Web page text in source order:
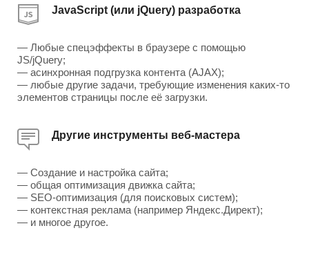
JavaScript (или jQuery) разработка
— Любые спецэффекты в браузере с помощью
JS/jQuery;
— асинхронная подгрузка контента (AJAX);
— любые другие задачи, требующие изменения каких-то
элементов страницы после её загрузки.
Другие инструменты веб-мастера
— Создание и настройка сайта;
— общая оптимизация движка сайта;
— SEO-оптимизация (для поисковых систем);
— контекстная реклама (например Яндекс.Директ);
— и многое другое.